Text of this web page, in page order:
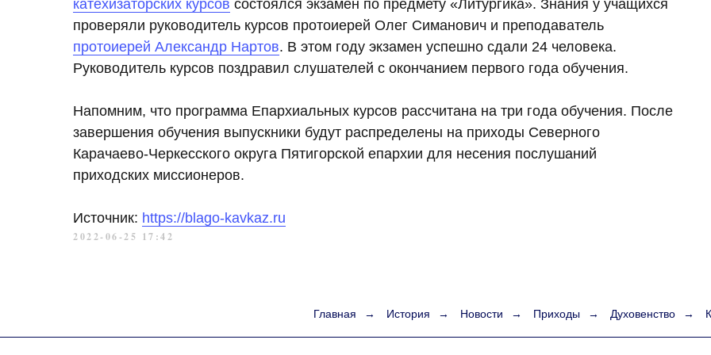
катехизаторских курсов состоялся экзамен по предмету «Литургика». Знания у учащихся
проверяли руководитель курсов протоиерей Олег Симанович и преподаватель
протоиерей Александр Нартов. В этом году экзамен успешно сдали 24 человека.
Руководитель курсов поздравил слушателей с окончанием первого года обучения.
Напомним, что программа Епархиальных курсов рассчитана на три года обучения. После
завершения обучения выпускники будут распределены на приходы Северного
Карачаево-Черкесского округа Пятигорской епархии для несения послушаний
приходских миссионеров.
Источник: https://blago-kavkaz.ru
2022-06-25 17:42
Главная → История → Новости → Приходы → Духовенство →